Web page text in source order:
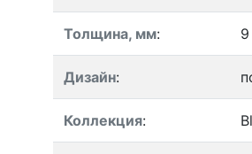
Толщина, мм: 9
Дизайн:
Коллекция: